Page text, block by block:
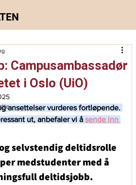
Campusambassadør
i Oslo (UiO)
ansettelser vurderes fortløpende.
ut, anbefaler vi å sende inn
selvstendig deltidsrolle
medstudenter med å
deltidsjobb.